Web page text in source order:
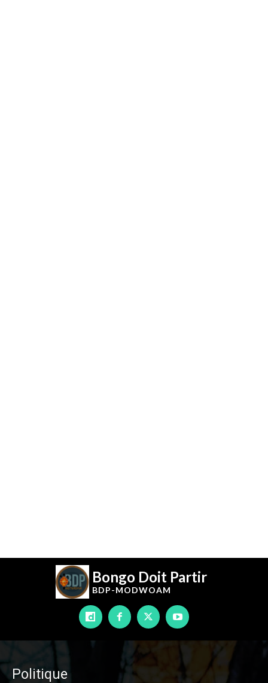
Bongo Doit Partir
BDP-MODWOAM
Politique